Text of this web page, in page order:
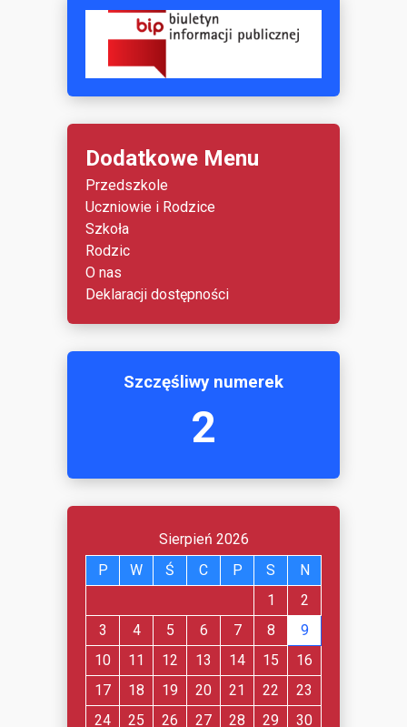
Dodatkowe Menu
Przedszkole
Uczniowie i Rodzice
Szkoła
Rodzic
O nas
Deklaracji dostępności
Szczęśliwy numerek
2
Sierpień 2026
P
W Ś C P S
N
1
2
3
4 5 6 7 8
9
10
11 12 13 14 15
16
17
18 19 20 21 22
23
24
25 26 27 28 29
30